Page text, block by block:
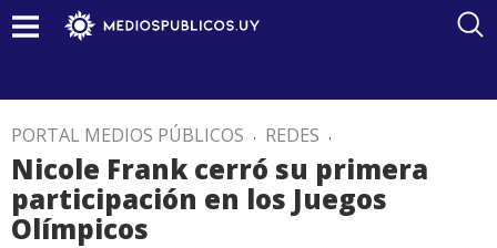
PORTAL MEDIOS PÚBLICOS . REDES .
Nicole Frank cerró su primera
participación en los Juegos
Olímpicos